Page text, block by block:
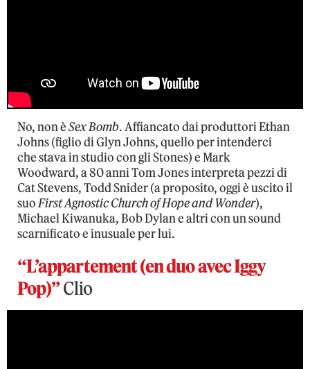
No, non èSex Bomb. Affiancato dai produttori Ethan
Johns (figlio di Glyn Johns, quello per intenderci
che stava in studio con gli Stones) e Mark
Woodward, a 80 anni Tom Jones interpreta pezzi di
Cat Stevens, Todd Snider (a proposito, oggi è uscito il
suoFirst Agnostic Church of Hope and Wonder),
Michael Kiwanuka, Bob Dylan e altri con un sound
scarnificato e inusuale per lui.
“L’appartement (en duo avec Iggy
Pop)”Clio